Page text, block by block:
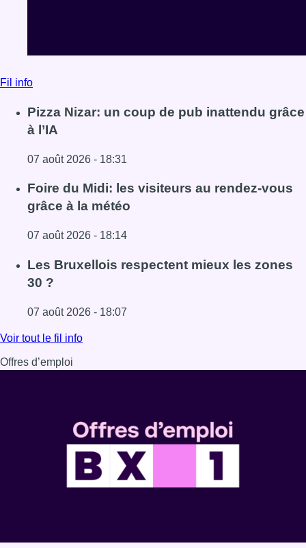
Fil info
Pizza Nizar: un coup de pub inattendu grâce
à l’IA
07 août 2026 - 18:31
Lire l'article Pizza Nizar: un coup de pub inattendu grâce
Foire du Midi: les visiteurs au rendez-vous
grâce à la météo
07 août 2026 - 18:14
Lire l'article Foire du Midi: les visiteurs au rendez-vous
Les Bruxellois respectent mieux les zones
30 ?
07 août 2026 - 18:07
Lire l'article Les Bruxellois respectent mieux les zones 30
Voir tout le fil info
Offres d’emploi